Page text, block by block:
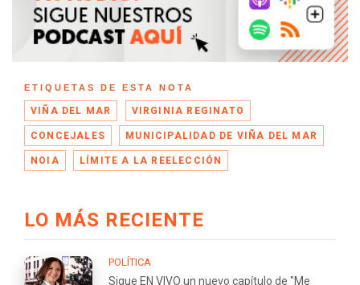
ETIQUETAS DE ESTA NOTA
VIÑA DEL MAR VIRGINIA REGINATO
CONCEJALES MUNICIPALIDAD DE VIÑA DEL MAR
NOIA LÍMITE A LA REELECCIÓN
LO MÁS RECIENTE
POLÍTICA
Sigue EN VIVO un nuevo capítulo de "Me